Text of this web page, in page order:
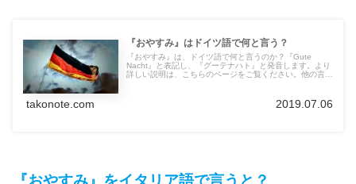
『おやすみ』はドイツ語で何と言う？
『おやすみ』は、ドイツ語で何と言うのか？『Gute
Nacht』と表記し、『グーテナハト』と発音します。より
詳しい説明は、こちらのページをご覧ください。他の言語
takonote.com 2019.07.06